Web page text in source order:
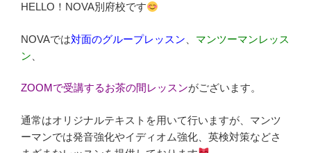
HELLO！NOVA別府校です
NOVAでは対面のグループレッスン
マンツーマンレッス
ン
ZOOMで受講するお茶の間レッスンがございます。
通常はオリジナルテキストを用いて行いますが、マンツ
ーマンでは発音強化やイディオム強化、英検対策などさ